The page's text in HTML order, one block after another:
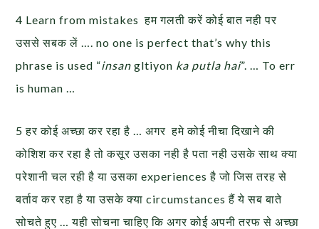
4 Learn from mistakes हम गलती करें कोई बात नही पर
उससे सबक लें …. no one is perfect that’s why this
phrase is used “insan gltiyon ka putla hai”. … To err
is human …
5 हर कोई अच्छा कर रहा है … अगर हमे कोई नीचा दिखाने की
कोशिश कर रहा है तो कसूर उसका नही है पता नही उसके साथ क्या
परेशानी चल रही है या उसका experiences है जो जिस तरह से
बर्ताव कर रहा है या उसके क्या circumstances हैं ये सब बाते
सोचते हुए … यही सोचना चाहिए कि अगर कोई अपनी तरफ से अच्छा